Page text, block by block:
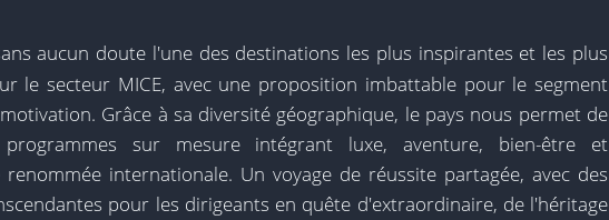
aucun doute l'une des destinations les plus inspirantes et les plus
le secteur MICE, avec une proposition imbattable pour le segment
Grâce à sa diversité géographique, le pays nous permet de
sur mesure intégrant luxe, aventure, bien-être et
internationale. Un voyage de réussite partagée, avec des
pour les dirigeants en quête d'extraordinaire, de l'héritage